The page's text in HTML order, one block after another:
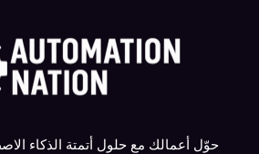
حوّل أعمالك مع حلول أتمتة الذكاء